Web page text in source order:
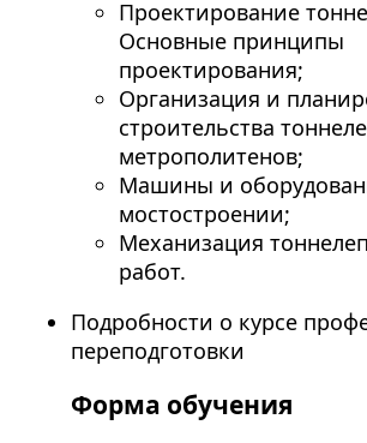
Проектирование
Основные принципы
проектирования;
Организация и
строительства
метрополитенов;
Машины и
мостостроении;
Механизация
работ.
Подробности о курсе
переподготовки
Форма обучения